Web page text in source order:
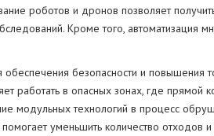
роботов и дронов позволяет
Кроме того, автоматизация
обеспечения безопасности и повышения
работать в опасных зонах, где прямой
модульных технологий в процесс
уменьшить количество отходов